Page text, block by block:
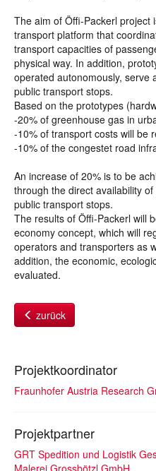
The aim of Öffi-Packerl project
transport platform that
transport capacities of
physical way. In addition,
operated autonomously, serve
public transport stops.
Based on the prototypes
-20% of greenhouse gas in
-10% of transport costs will be
-10% of the congestet road
An increase of 20% is to be
through the direct availability
public transport stops.
The results of Öffi-Packerl will
economy concept, which will
operators and transporters as
addition, the economic,
evaluated.
zurück
Projektkoordinator
Fraunhofer Austria Research
Projektpartner
GRT Spedition und Logistik
Malerei Grossbötzl GmbH